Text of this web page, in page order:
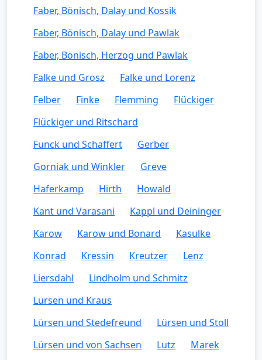
Faber, Bönisch, Dalay und Kossik
Faber, Bönisch, Dalay und Pawlak
Faber, Bönisch, Herzog und Pawlak
Falke und Grosz
Falke und Lorenz
Felber
Finke Flemming
Flückiger
Flückiger und Ritschard
Funck und Schaffert
Gerber
Gorniak und Winkler
Greve
Haferkamp
Hirth
Howald
Kant und Varasani
Kappl und Deininger
Karow
Karow und Bonard
Kasulke
Konrad
Kressin Kreutzer
Lenz
Liersdahl
Lindholm und Schmitz
Lürsen und Kraus
Lürsen und Stedefreund
Lürsen und Stoll
Lürsen und von Sachsen
Lutz
Marek